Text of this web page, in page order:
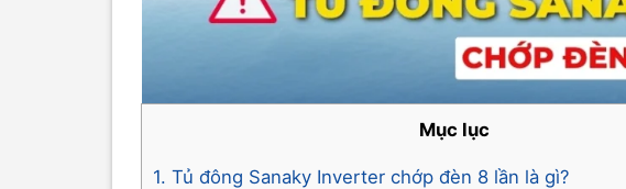
Mục lục
1. Tủ đông Sanaky Inverter chớp đèn 8 lần là gì?